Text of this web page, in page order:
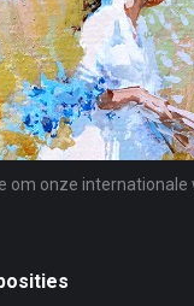
om onze internationale